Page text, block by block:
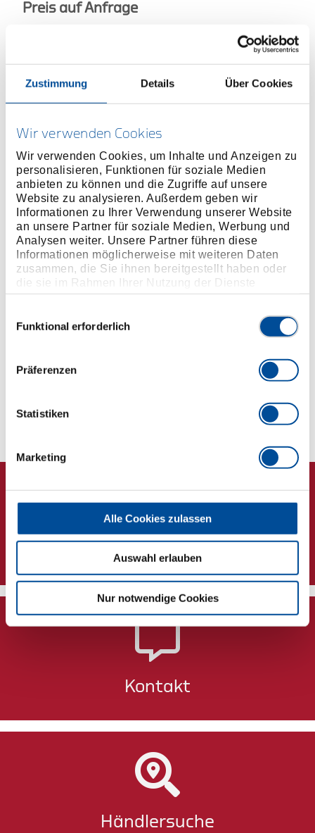
Zustimmung Details Über Cookies
Wir verwenden Cookies
Wir verwenden Cookies, um Inhalte und Anzeigen zu
personalisieren, Funktionen für soziale Medien
anbieten zu können und die Zugriffe auf unsere
Website zu analysieren. Außerdem geben wir
Informationen zu Ihrer Verwendung unserer Website
an unsere Partner für soziale Medien, Werbung und
Analysen weiter. Unsere Partner führen diese
Informationen möglicherweise mit weiteren Daten
zusammen, die Sie ihnen bereitgestellt haben oder
die sie im Rahmen Ihrer Nutzung der Dienste
gesammelt haben. Unsere vollständige
Funktional erforderlich
Präferenzen
Statistiken
Marketing
Alle Cookies zulassen
Auswahl erlauben
Nur notwendige Cookies
Preis auf Anfrage
HÄNDLER FINDEN
Produktbeschreibung
Geschmiedete Ausführung, schwarz lackiert, aus
Spezialstahl
Abgerundete Kanten
Bahn mit magnetischer Nagelrille
Stahlrohrstiel und Kunststoffgriff
Abmessungen und Gewichte
Lieferumfang
Technische Eigenschaften
Newsletter
Kontakt
Händlersuche